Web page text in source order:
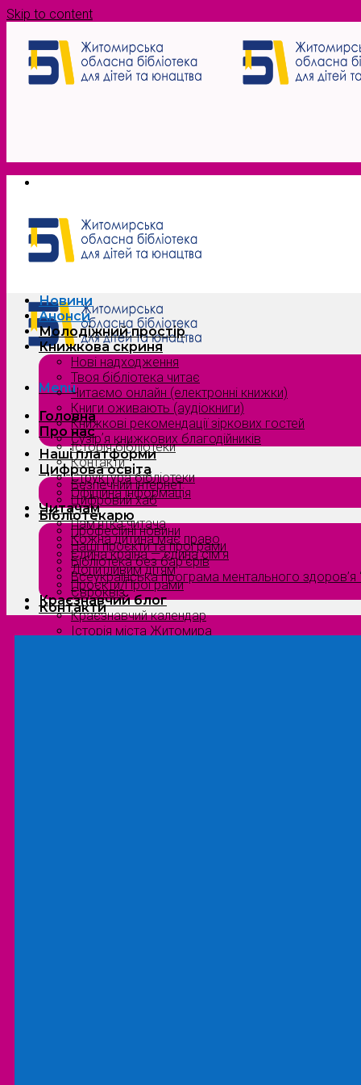
Skip to content
Menu
Головна
Про нас
Історія бібліотеки
Контакти
Структура бібліотеки
Офіційна інформація
Читачам
Пам’ятка читача
Кожна дитина має право
Єдина країна — єдина сім’я
Допитливим дітям
Проєкти/Програми
Краєзнавчий блог
Краєзнавчий календар
Історія міста Житомира
Новини
Анонси
Молодіжний простір
Книжкова скриня
Нові надходження
Твоя бібліотека читає
Читаємо онлайн (електронні книжки)
Книги оживають (аудіокниги)
Книжкові рекомендації зіркових гостей
Сузірʼя книжкових благодійників
Наші платформи
Цифрова освіта
Безпечний інтернет
Цифровий хаб
Бібліотекарю
Професійні новини
Наші проєкти та програми
Бібліотека без бар’єрів
Всеукраїнська програма ментального здоров’я
Євроквіз
Контакти